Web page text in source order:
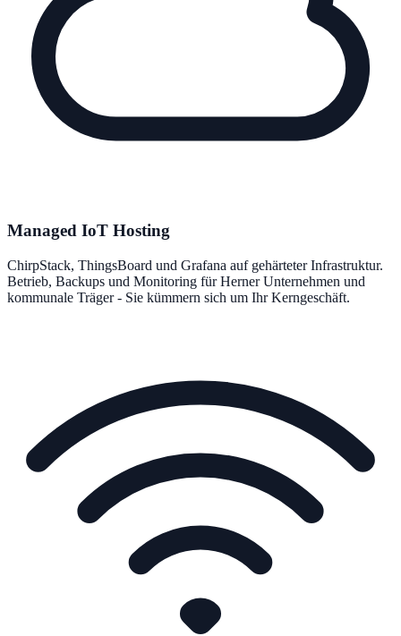
Managed IoT Hosting
ChirpStack, ThingsBoard und Grafana auf gehärteter Infrastruktur.
Betrieb, Backups und Monitoring für Herner Unternehmen und
kommunale Träger - Sie kümmern sich um Ihr Kerngeschäft.